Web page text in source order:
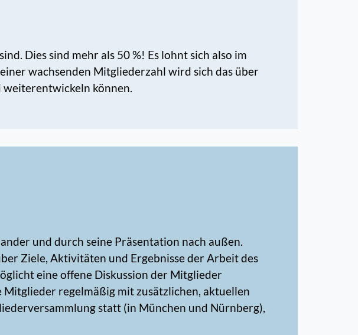
Dies sind mehr als 50 %! Es lohnt sich also im
wachsenden Mitgliederzahl wird sich das über
weiterentwickeln können.
und durch seine Präsentation nach außen.
Ziele, Aktivitäten und Ergebnisse der Arbeit des
eine offene Diskussion der Mitglieder
regelmäßig mit zusätzlichen, aktuellen
statt (in München und Nürnberg),